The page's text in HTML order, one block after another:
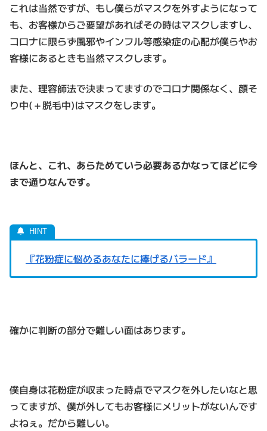
これは当然ですが、もし僕らがマスクを外すようになって
も、お客様からご要望があればその時はマスクしますし、
コロナに限らず風邪やインフル等感染症の心配が僕らやお
客様にあるときも当然マスクします。
また、理容師法で決まってますのでコロナ関係なく、顔そ
り中(＋脱毛中)はマスクをします。
ほんと、これ、あらためていう必要あるかなってほどに今
まで通りなんです。
『花粉症に悩めるあなたに捧げるバラード』
確かに判断の部分で難しい面はあります。
僕自身は花粉症が収まった時点でマスクを外したいなと思
ってますが、僕が外してもお客様にメリットがないんです
よねぇ。だから難しい。